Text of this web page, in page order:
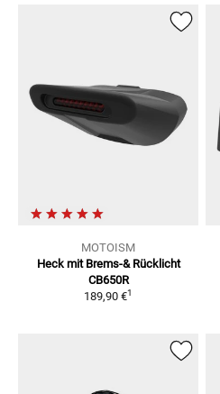
MOTOISM
Heck mit Brems-& Rücklicht
CB650R
189,90 €1